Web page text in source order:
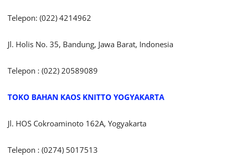
Telepon: (022) 4214962
Jl. Holis No. 35, Bandung, Jawa Barat, Indonesia
Telepon : (022) 20589089
TOKO BAHAN KAOS KNITTO YOGYAKARTA
Jl. HOS Cokroaminoto 162A, Yogyakarta
Telepon : (0274) 5017513